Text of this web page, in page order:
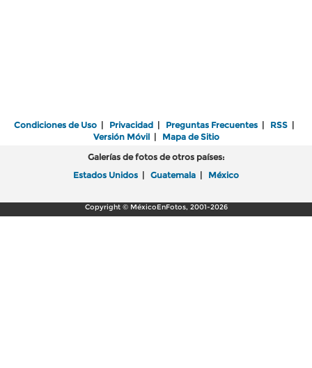
Condiciones de Uso | Privacidad | Preguntas Frecuentes | RSS |
Versión Móvil| Mapa de Sitio
Galerías de fotos de otros países:
Estados Unidos | Guatemala | México
Copyright © MéxicoEnFotos, 2001-2026